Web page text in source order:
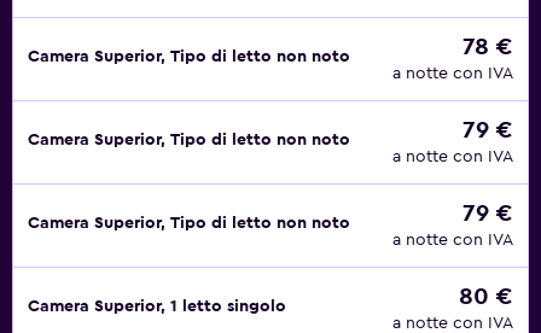
Camera Superior, Tipo di letto non noto 78 €
a notte con IVA
Camera Superior, Tipo di letto non noto 79 €
a notte con IVA
Camera Superior, Tipo di letto non noto 79 €
a notte con IVA
Camera Superior, 1 letto singolo 80 €
a notte con IVA